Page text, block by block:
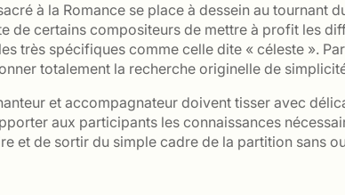
à la Romance se place à dessein au tournant
de certains compositeurs de mettre à profit les
très spécifiques comme celle dite « céleste ».
totalement la recherche originelle de
et accompagnateur doivent tisser avec
aux participants les connaissances
et de sortir du simple cadre de la partition sans